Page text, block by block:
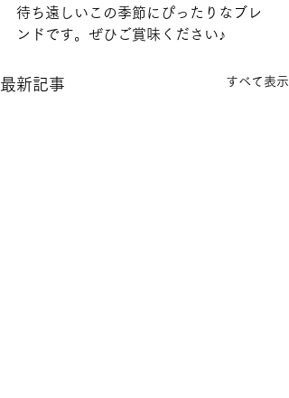
待ち遠しいこの季節にぴったりなブレ
ンドです。ぜひご賞味ください♪
最新記事 すべて表示